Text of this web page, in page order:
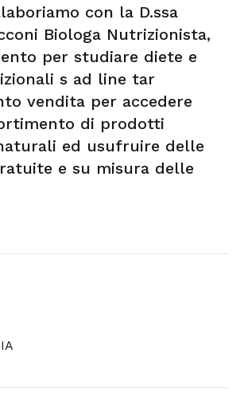
con la D.ssa
Biologa Nutrizionista,
per studiare diete e
s ad line tar
vendita per accedere
di prodotti
ed usufruire delle
e su misura delle